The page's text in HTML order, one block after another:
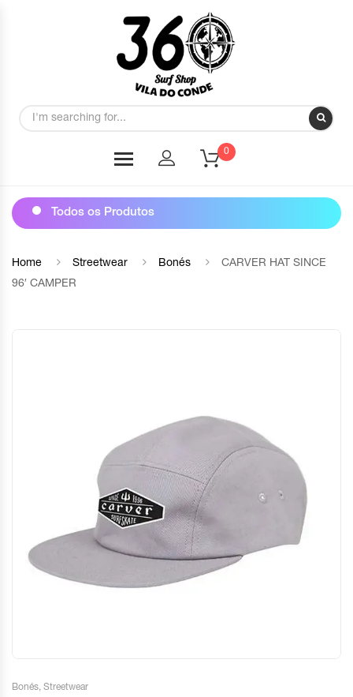
0
Todos os Produtos
Home Streetwear Bonés
CARVER HAT SINCE
96′ CAMPER
Bonés, Streetwear